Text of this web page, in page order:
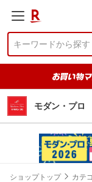
モダン・プロ
ショップトップ カテ